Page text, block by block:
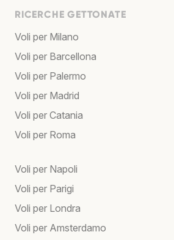
RICERCHE GETTONATE
Voli per Milano
Voli per Barcellona
Voli per Palermo
Voli per Madrid
Voli per Catania
Voli per Roma
Voli per Napoli
Voli per Parigi
Voli per Londra
Voli per Amsterdamo